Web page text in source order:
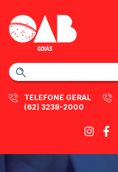
TELEFONE GERAL
(62) 3238-2000